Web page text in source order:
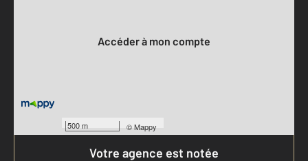
500 m ©Mappy
Accéder à mon compte
Votre agence est notée